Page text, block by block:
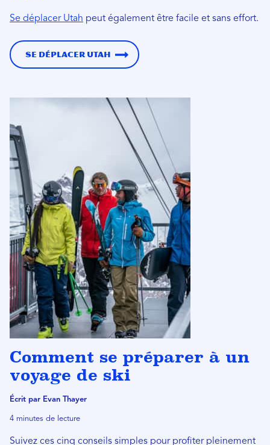
Se déplacer Utah peut également être facile et sans effort.
Se déplacer Utah
Comment se préparer à un
voyage de ski
Écrit par Evan Thayer
4 minutes de lecture
Suivez ces cinq conseils simples pour profiter pleinement